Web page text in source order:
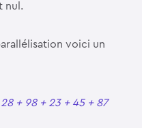
nul.
voici un
+ 98 + 23 + 45 + 87